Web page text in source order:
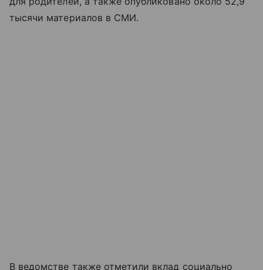
тысячи материалов в СМИ.
В ведомстве также отметили вклад социально